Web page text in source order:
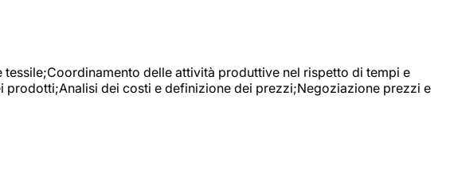
delle attività produttive nel rispetto di tempi e
dei costi e definizione dei prezzi;Negoziazione prezzi e